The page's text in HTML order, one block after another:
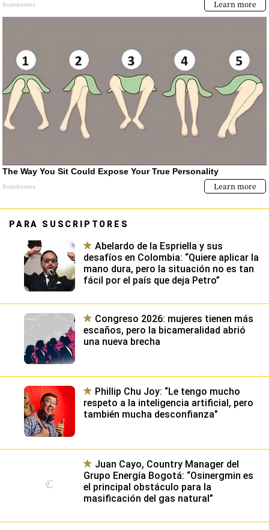
PARA SUSCRIPTORES
Abelardo de la Espriella y sus
desafíos en Colombia: “Quiere aplicar la
mano dura, pero la situación no es tan
fácil por el país que deja Petro”
Congreso 2026: mujeres tienen más
escaños, pero la bicameralidad abrió
una nueva brecha
Phillip Chu Joy: “Le tengo mucho
respeto a la inteligencia artificial, pero
también mucha desconfianza”
Juan Cayo, Country Manager del
Grupo Energía Bogotá: “Osinergmin es
el principal obstáculo para la
masificación del gas natural”